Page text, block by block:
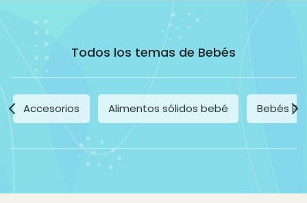
Todos los temas de Bebés
Accesorios Alimentos sólidos bebé Bebés